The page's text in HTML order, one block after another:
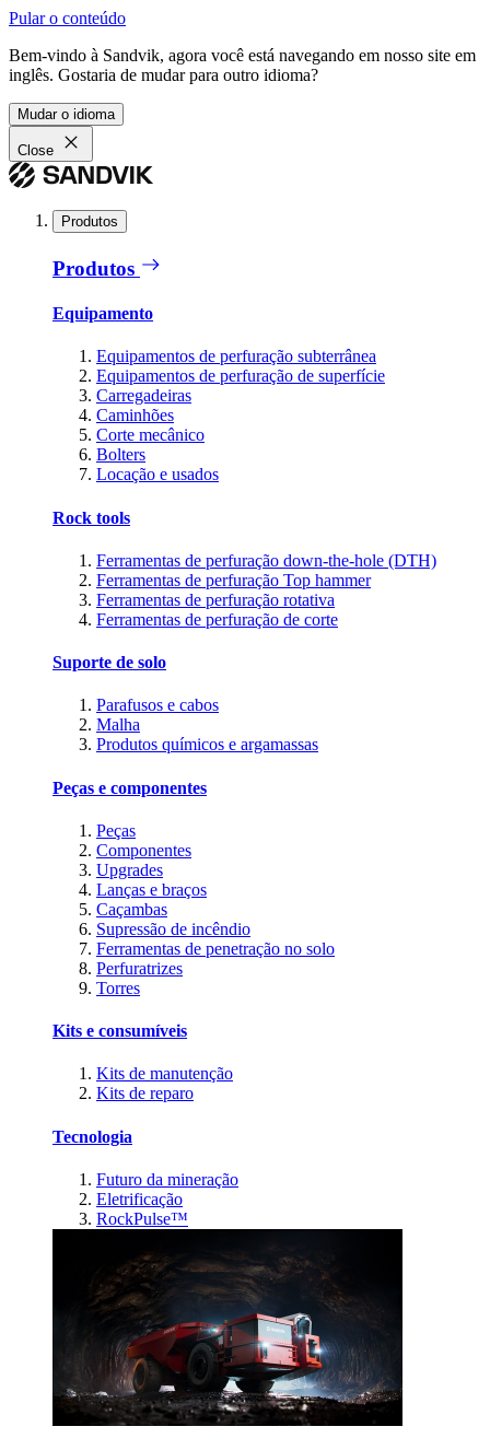
Pular o conteúdo
Bem-vindo à Sandvik, agora você está navegando em nosso site em
inglês. Gostaria de mudar para outro idioma?
Mudar o idioma
Close
Produtos
Produtos
Equipamento
Equipamentos de perfuração subterrânea
Equipamentos de perfuração de superfície
Carregadeiras
Caminhões
Corte mecânico
Bolters
Locação e usados
Rock tools
Ferramentas de perfuração down-the-hole (DTH)
Ferramentas de perfuração Top hammer
Ferramentas de perfuração rotativa
Ferramentas de perfuração de corte
Suporte de solo
Parafusos e cabos
Malha
Produtos químicos e argamassas
Peças e componentes
Peças
Componentes
Upgrades
Lanças e braços
Caçambas
Supressão de incêndio
Ferramentas de penetração no solo
Perfuratrizes
Torres
Kits e consumíveis
Kits de manutenção
Kits de reparo
Tecnologia
Futuro da mineração
Eletrificação
RockPulse™